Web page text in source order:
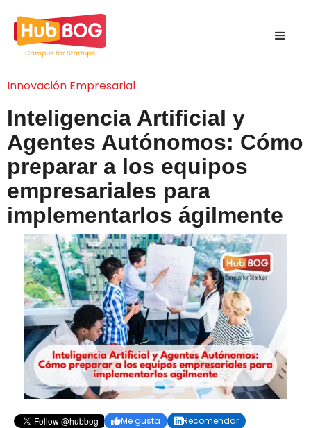
Innovación Empresarial
Inteligencia Artificial y
Agentes Autónomos: Cómo
preparar a los equipos
empresariales para
implementarlos ágilmente
Me gusta Recomendar